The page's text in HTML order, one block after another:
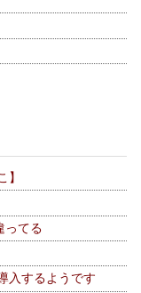
】
ってる
入するようです